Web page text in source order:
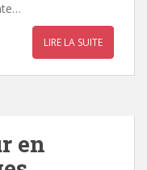
LIRE LA SUITE
en